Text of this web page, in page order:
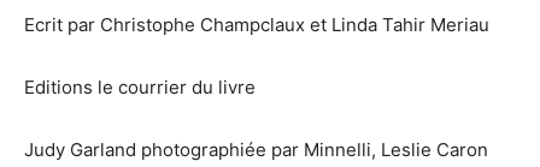
Ecrit par Christophe Champclaux et Linda Tahir Meriau
Editions le courrier du livre
Judy Garland photographiée par Minnelli, Leslie Caron